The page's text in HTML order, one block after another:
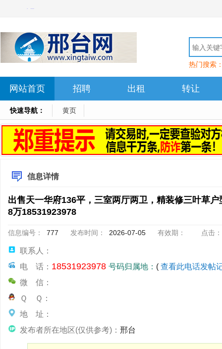
热门搜索
网站首页 招聘 出租 转让
快速导航： 黄页
信息详情
出售天一华府136平，三室两厅两卫，精装修三叶草
8万18531923978
信息编号： 777 发布时间： 2026-07-05 有效期： 点击：
联系人：
电 话： 18531923978 号码归属地： ( 查看此电话发帖
微 信：
Ｑ Ｑ：
地 址：
发布者所在地区(仅供参考)： 邢台